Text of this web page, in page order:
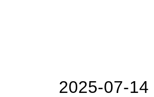
2025-07-14